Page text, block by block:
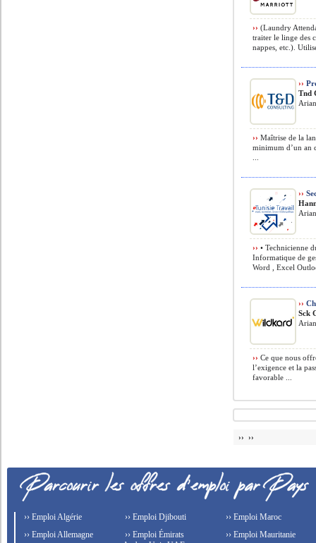
›› (Laundry
traiter le linge des
nappes, etc.).
››
Tnd
›› Maîtrise de la
minimum d’un an
››
›› • Technicienne
Informatique de
Word , Excel
››
Sck
›› Ce que nous
l’exigence et la
favorable ...
›› ››
›› Emploi Algérie
›› Emploi Allemagne
›› Emploi Djibouti
›› Emploi Émirats
›› Emploi Maroc
›› Emploi Mauritanie